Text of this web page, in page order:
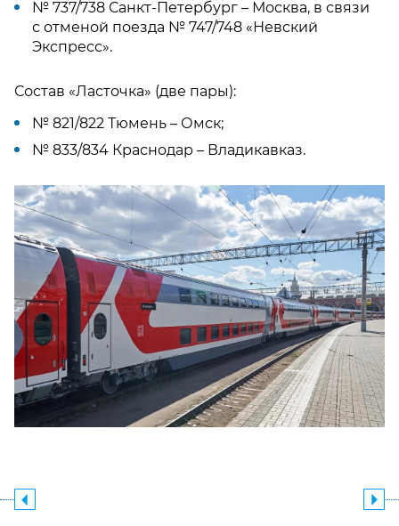
№ 737/738 Санкт-Петербург – Москва, в связи
с отменой поезда № 747/748 «Невский
Экспресс».
Состав «Ласточка» (две пары):
№ 821/822 Тюмень – Омск;
№ 833/834 Краснодар – Владикавказ.